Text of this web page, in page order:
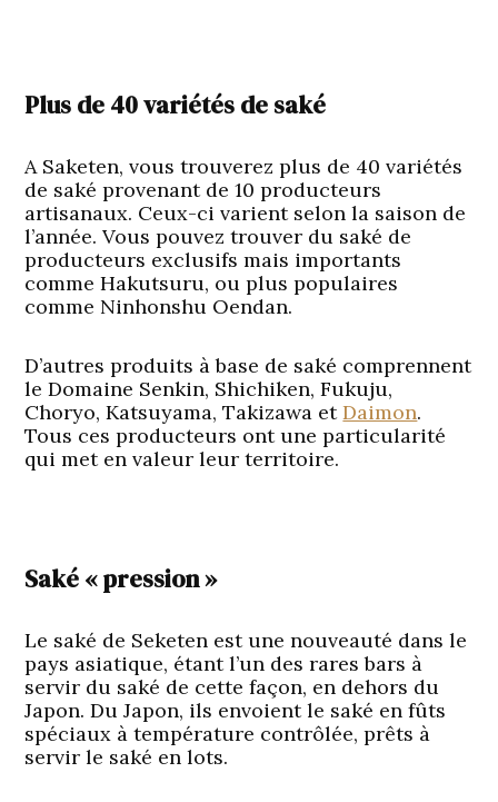
Plus de 40 variétés de saké
A Saketen, vous trouverez plus de 40 variétés
de saké provenant de 10 producteurs
artisanaux. Ceux-ci varient selon la saison de
l’année. Vous pouvez trouver du saké de
producteurs exclusifs mais importants
comme Hakutsuru, ou plus populaires
comme Ninhonshu Oendan.
D’autres produits à base de saké comprennent
le Domaine Senkin, Shichiken, Fukuju,
Choryo, Katsuyama, Takizawa etDaimon.
Tous ces producteurs ont une particularité
qui met en valeur leur territoire.
Saké « pression »
Le saké de Seketen est une nouveauté dans le
pays asiatique, étant l’un des rares bars à
servir du saké de cette façon, en dehors du
Japon. Du Japon, ils envoient le saké en fûts
spéciaux à température contrôlée, prêts à
servir le saké en lots.